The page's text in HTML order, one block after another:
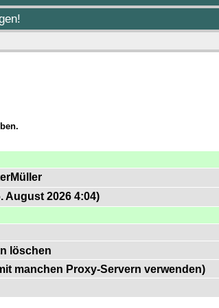
August 2026 4:04)
löschen
manchen Proxy-Servern verwenden)